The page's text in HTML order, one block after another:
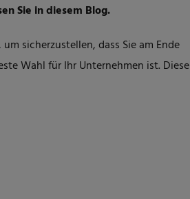
Sie in diesem Blog.
sicherzustellen, dass Sie am Ende
Wahl für Ihr Unternehmen ist. Diese